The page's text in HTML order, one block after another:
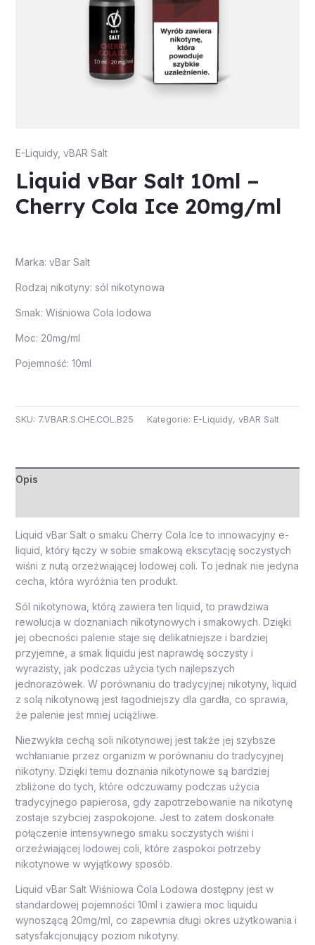
E-Liquidy, vBAR Salt
Liquid vBar Salt 10ml –
Cherry Cola Ice 20mg/ml
Marka: vBar Salt
Rodzaj nikotyny: sól nikotynowa
Smak: Wiśniowa Cola lodowa
Moc: 20mg/ml
Pojemność: 10ml
SKU: 7.VBAR.S.CHE.COL.B25 Kategorie: E-Liquidy, vBAR Salt
Opis
Liquid vBar Salt o smaku Cherry Cola Ice to innowacyjny e-
liquid, który łączy w sobie smakową ekscytację soczystych
wiśni z nutą orzeźwiającej lodowej coli. To jednak nie jedyna
cecha, która wyróżnia ten produkt.
Sól nikotynowa, którą zawiera ten liquid, to prawdziwa
rewolucja w doznaniach nikotynowych i smakowych. Dzięki
jej obecności palenie staje się delikatniejsze i bardziej
przyjemne, a smak liquidu jest naprawdę soczysty i
wyrazisty, jak podczas użycia tych najlepszych
jednorazówek. W porównaniu do tradycyjnej nikotyny, liquid
z solą nikotynową jest łagodniejszy dla gardła, co sprawia,
że palenie jest mniej uciążliwe.
Niezwykła cechą soli nikotynowej jest także jej szybsze
wchłanianie przez organizm w porównaniu do tradycyjnej
nikotyny. Dzięki temu doznania nikotynowe są bardziej
zbliżone do tych, które odczuwamy podczas użycia
tradycyjnego papierosa, gdy zapotrzebowanie na nikotynę
zostaje szybciej zaspokojone. Jest to zatem doskonałe
połączenie intensywnego smaku soczystych wiśni i
orzeźwiającej lodowej coli, które zaspokoi potrzeby
nikotynowe w wyjątkowy sposób.
Liquid vBar Salt Wiśniowa Cola Lodowa dostępny jest w
standardowej pojemności 10ml i zawiera moc liquidu
wynoszącą 20mg/ml, co zapewnia długi okres użytkowania i
satysfakcjonujący poziom nikotyny.